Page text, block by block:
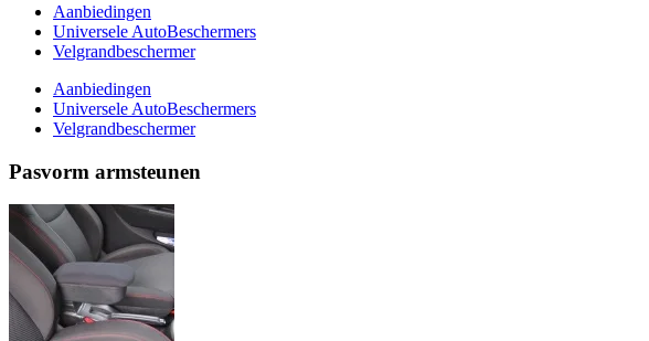
Aanbiedingen
Universele AutoBeschermers
Velgrandbeschermer
Aanbiedingen
Universele AutoBeschermers
Velgrandbeschermer
Pasvorm armsteunen